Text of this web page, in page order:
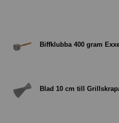
Biffklubba 400 gram
Blad 10 cm till